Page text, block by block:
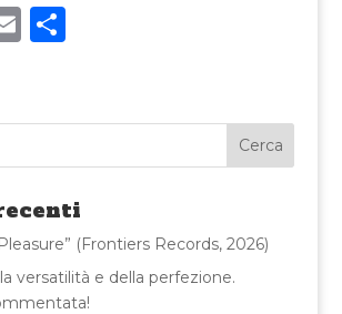
E
l
C
di
vi
di
(Frontiers Records, 2026)
versatilità e della perfezione.